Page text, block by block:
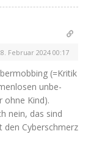
Februar 2024 00:17
(=Kri­tik
unbe­
ohne Kind).
nein, das sind
den Cyber­schmerz